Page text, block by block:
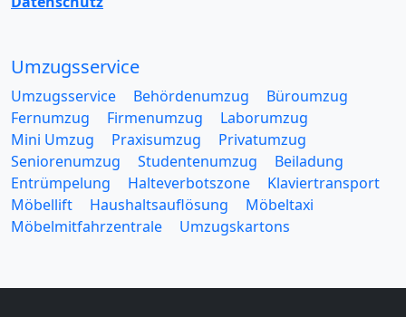
Umzugsservice
Umzugsservice Behördenumzug
Büroumzug
Fernumzug
Firmenumzug
Laborumzug
Mini Umzug
Praxisumzug
Privatumzug
Seniorenumzug
Studentenumzug
Beiladung
Entrümpelung
Halteverbotszone
Klaviertransport
Möbellift
Haushaltsauflösung
Möbeltaxi
Möbelmitfahrzentrale
Umzugskartons